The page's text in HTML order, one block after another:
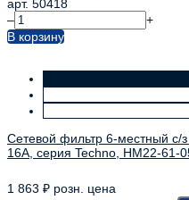
арт. 50418
–
+
В корзину
Сетевой фильтр 6-местный с/
16А, серия Techno, HM22-61-
1 863 ₽ розн. цена